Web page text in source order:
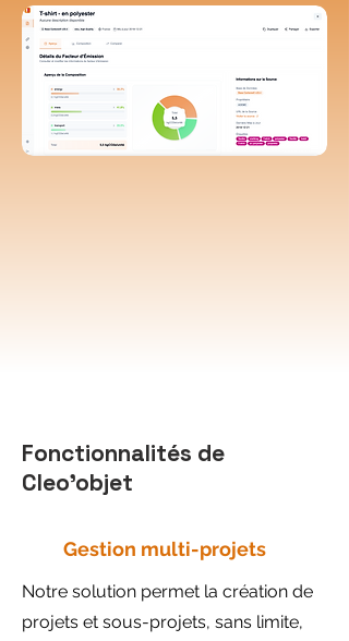
Fonctionnalités de
Cleo'objet
Gestion multi-projets
Notre solution permet la création de
projets et sous-projets, sans limite,